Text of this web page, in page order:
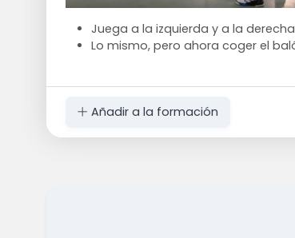
Juega a la izquierda y a la
Lo mismo, pero ahora coger el
Añadir a la formación